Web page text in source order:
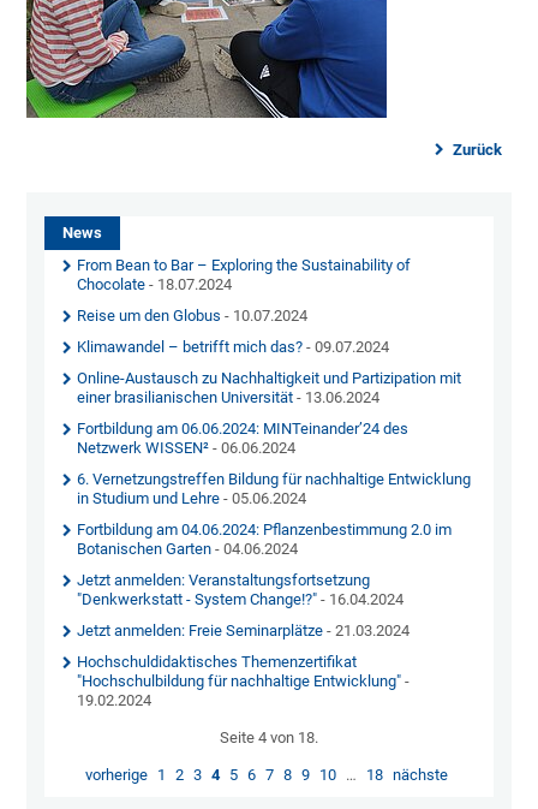
Zurück
News
From Bean to Bar – Exploring the Sustainability of
Chocolate - 18.07.2024
Reise um den Globus - 10.07.2024
Klimawandel – betrifft mich das? - 09.07.2024
Online-Austausch zu Nachhaltigkeit und Partizipation mit
einer brasilianischen Universität - 13.06.2024
Fortbildung am 06.06.2024: MINTeinander’24 des
Netzwerk WISSEN²- 06.06.2024
6. Vernetzungstreffen Bildung für nachhaltige Entwicklung
in Studium und Lehre - 05.06.2024
Fortbildung am 04.06.2024: Pflanzenbestimmung 2.0 im
Botanischen Garten - 04.06.2024
Jetzt anmelden: Veranstaltungsfortsetzung
"Denkwerkstatt - System Change!?" - 16.04.2024
Jetzt anmelden: Freie Seminarplätze - 21.03.2024
Hochschuldidaktisches Themenzertifikat
"Hochschulbildung für nachhaltige Entwicklung" -
19.02.2024
Seite 4 von 18.
vorherige 1 2 3 4 5 6 7 8 9 10 … 18 nächste